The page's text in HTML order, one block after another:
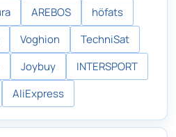
AREBOS
höfats
Voghion
TechniSat
Joybuy
INTERSPORT
AliExpress